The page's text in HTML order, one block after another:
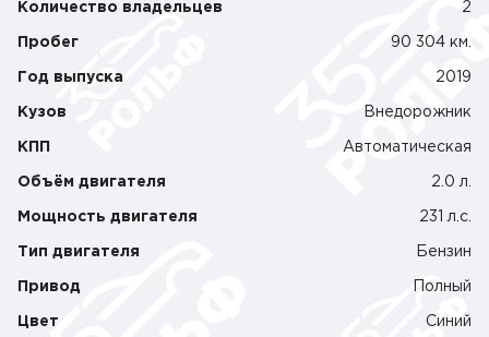
Количество владельцев 2
Пробег 90 304 км.
Год выпуска 2019
Кузов Внедорожник
КПП Автоматическая
Объём двигателя 2.0 л.
Мощность двигателя 231 л.c.
Тип двигателя Бензин
Привод Полный
Цвет Синий